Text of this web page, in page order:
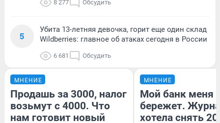
8 277 Обсудить
5
Убита 13-летняя девочка, горит еще один склад
Wildberries: главное об атаках сегодня в России
6 681 Обсудить
МНЕНИЕ
Продашь за 3000, налог
возьмут с 4000. Что
нам готовит новый
МНЕНИЕ
Мой банк меня
бережет.
хотела снять